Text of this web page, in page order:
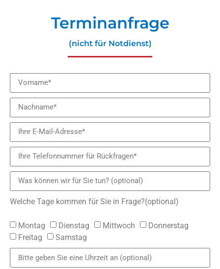
Terminanfrage
(nicht für Notdienst)
Welche Tage kommen für Sie in Frage?(optional)
Montag Dienstag Mittwoch
Donnerstag
Freitag
Samstag